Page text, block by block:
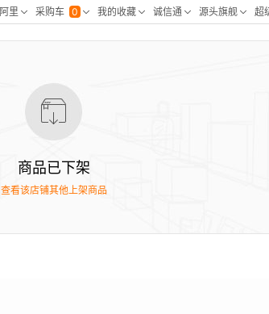
商品已下架
查看该店铺其他上架商品